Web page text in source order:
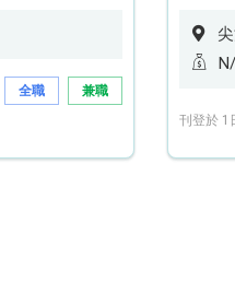
全職 兼職
刊登於 1